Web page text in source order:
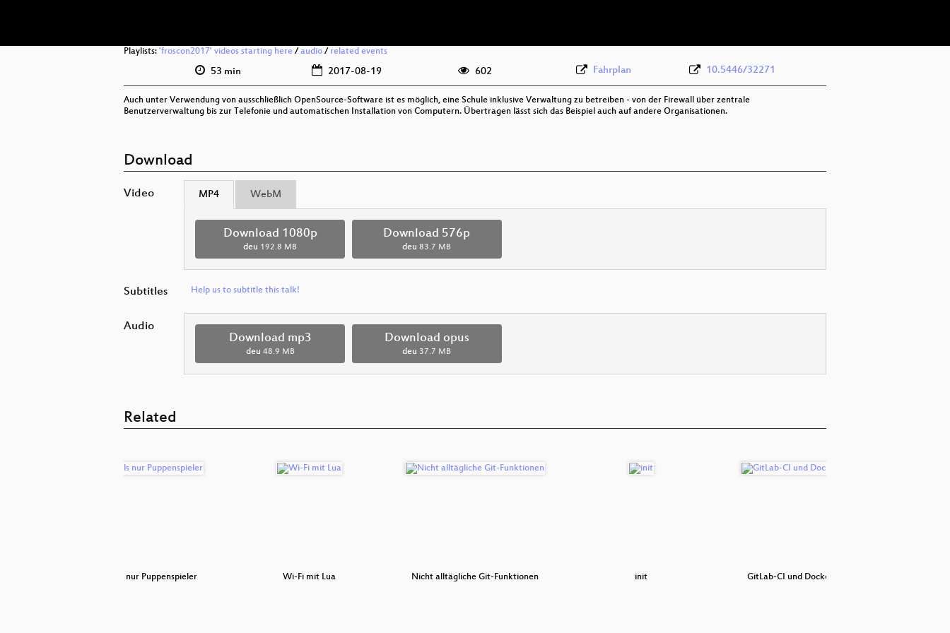
Playlists: 'froscon2017' videos starting here / audio / related events
53 min 2017-08-19 602 Fahrplan 10.5446/32271
Auch unter Verwendung von ausschließlich OpenSource-Software ist es möglich, eine Schule inklusive Verwaltung zu betreiben - von der Firewall über zentrale
Benutzerverwaltung bis zur Telefonie und automatischen Installation von Computern. Übertragen lässt sich das Beispiel auch auf andere Organisationen.
Download
Video MP4 WebM
Download 1080p
deu 192.8 MB
Download 576p
deu 83.7 MB
Subtitles Help us to subtitle this talk!
Audio
Download mp3
deu 48.9 MB
Download opus
deu 37.7 MB
Related
Mehr als nur Puppenspieler Wi-Fi mit Lua Nicht alltägliche Git-Funktionen init GitLab-CI und Docker Registry